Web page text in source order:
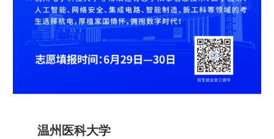
温州医科大学